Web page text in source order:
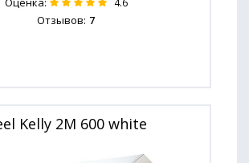
4.6
Отзывов: 7
Kelly 2M 600 white